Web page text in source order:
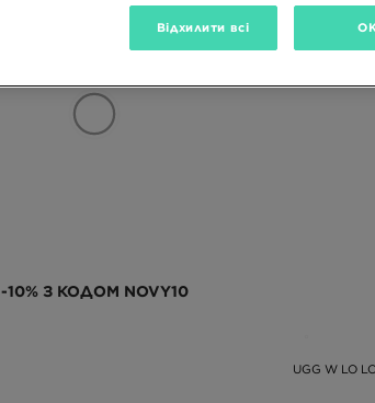
-10% З КОДОМ NOVY10
UGG W LO
Відхилити всі